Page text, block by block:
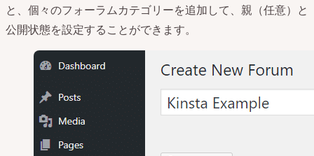
と、個々のフォーラムカテゴリーを追加して、親（任意）と
公開状態を設定することができます。